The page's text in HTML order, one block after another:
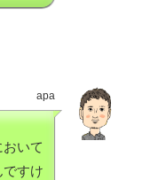
apa
いて
すけ